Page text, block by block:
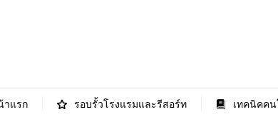
าแรก รอบรั้วโรงแรมและรีสอร์ท เทคนิคคน